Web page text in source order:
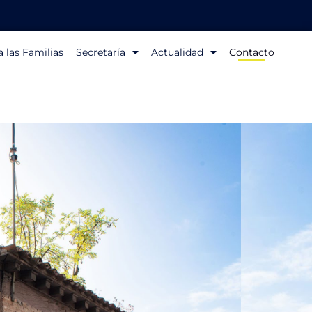
las Familias Secretaría Actualidad Contacto